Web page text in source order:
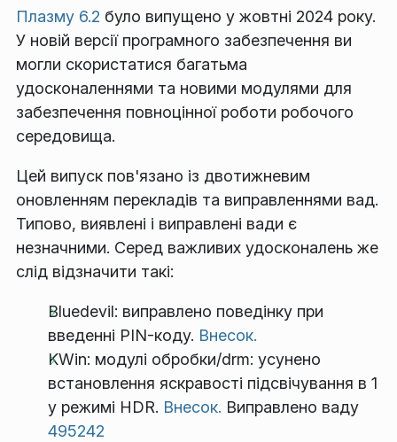
Плазму 6.2 було випущено у жовтні 2024 року.
У новій версії програмного забезпечення ви
могли скористатися багатьма
удосконаленнями та новими модулями для
забезпечення повноцінної роботи робочого
середовища.
Цей випуск пов'язано із двотижневим
оновленням перекладів та виправленнями вад.
Типово, виявлені і виправлені вади є
незначними. Серед важливих удосконалень же
слід відзначити такі:
Bluedevil: виправлено поведінку при
введенні PIN-коду. Внесок.
KWin: модулі обробки/drm: усунено
встановлення яскравості підсвічування в 1
у режимі HDR. Внесок. Виправлено ваду
495242